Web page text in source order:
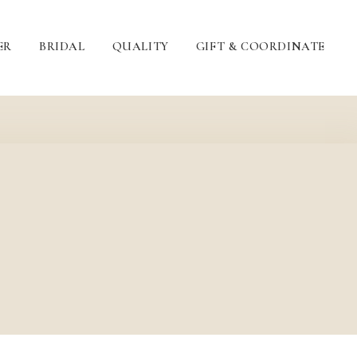
BRIDAL QUALITY GIFT & COORDINATE